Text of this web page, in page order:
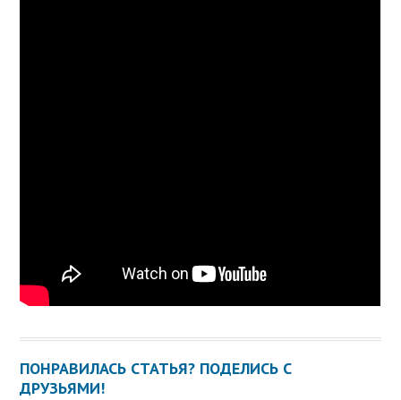
ПОНРАВИЛАСЬ СТАТЬЯ? ПОДЕЛИСЬ С
ДРУЗЬЯМИ!